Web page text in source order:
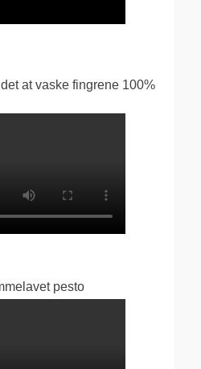
at vaske fingrene 100%
pesto